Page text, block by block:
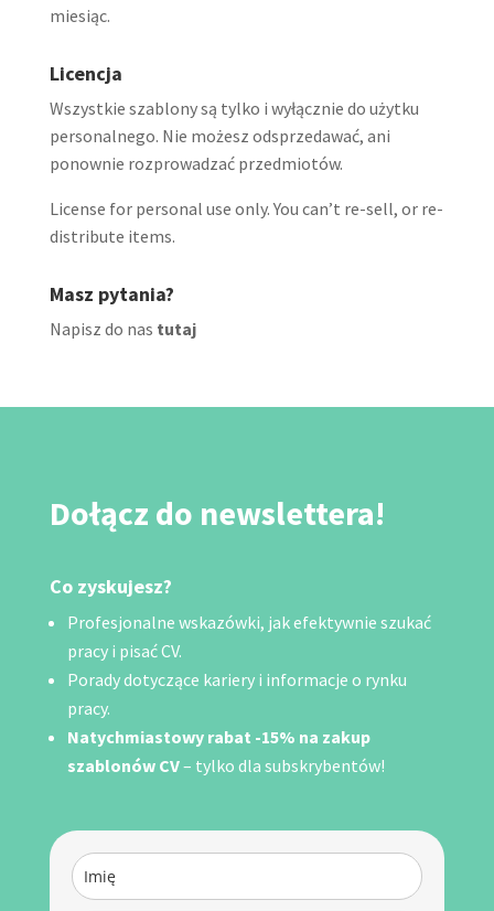
miesiąc.
Licencja
Wszystkie szablony są tylko i wyłącznie do użytku
personalnego. Nie możesz odsprzedawać, ani
ponownie rozprowadzać przedmiotów.
License for personal use only. You can’t re-sell, or re-
distribute items.
Masz pytania?
Napisz do nas tutaj
Dołącz do newslettera!
Co zyskujesz?
Profesjonalne wskazówki, jak efektywnie szukać
pracy i pisać CV.
Porady dotyczące kariery i informacje o rynku
pracy.
Natychmiastowy rabat -15% na zakup
szablonów CV– tylko dla subskrybentów!